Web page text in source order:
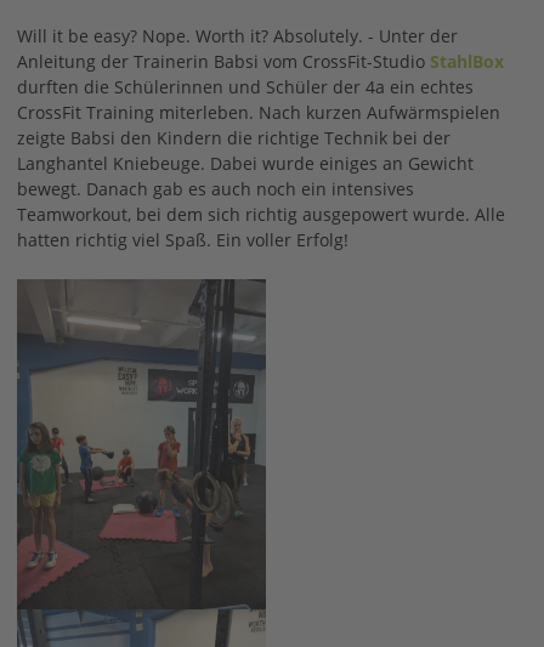
Will it be easy? Nope. Worth it? Absolutely. - Unter der
Anleitung der Trainerin Babsi vom CrossFit-Studio StahlBox
durften die Schülerinnen und Schüler der 4a ein echtes
CrossFit Training miterleben. Nach kurzen Aufwärmspielen
zeigte Babsi den Kindern die richtige Technik bei der
Langhantel Kniebeuge. Dabei wurde einiges an Gewicht
bewegt. Danach gab es auch noch ein intensives
Teamworkout, bei dem sich richtig ausgepowert wurde. Alle
hatten richtig viel Spaß. Ein voller Erfolg!